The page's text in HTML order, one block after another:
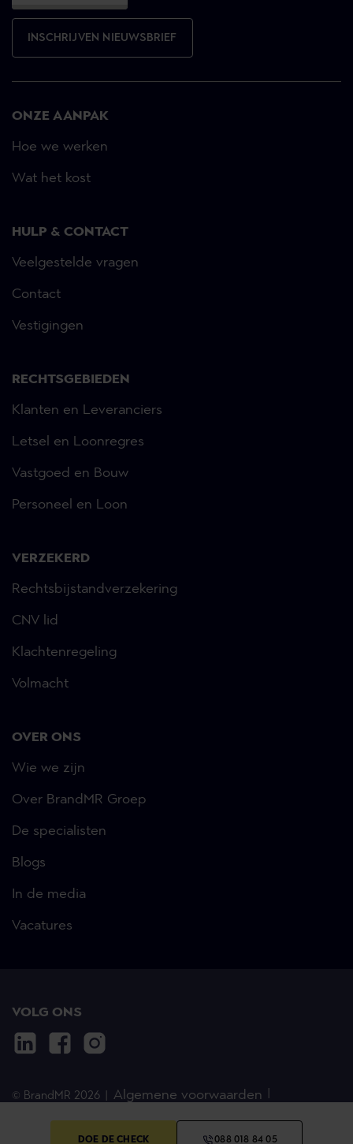
ONZE AANPAK
Hoe we werken
Wat het kost
HULP & CONTACT
Veelgestelde vragen
Contact
Vestigingen
RECHTSGEBIEDEN
Klanten en Leveranciers
Letsel en Loonregres
Vastgoed en Bouw
Personeel en Loon
VERZEKERD
Rechtsbijstandverzekering
CNV lid
Klachtenregeling
Volmacht
OVER ONS
Wie we zijn
Over BrandMR Groep
De specialisten
Blogs
In de media
Vacatures
INSCHRIJVEN NIEUWSBRIEF
VOLG ONS
© BrandMR 2026
Algemene voorwaarden
Disclaimer
Privacystatement
Cookies
DOE DE CHECK 088 018 84 05